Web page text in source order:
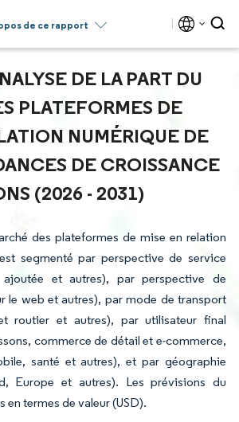
de ce rapport
DE LA PART DU
PLATEFORMES DE
NUMÉRIQUE DE
DE CROISSANCE
(2026 - 2031)
des plateformes de mise en relation
segmenté par perspective de service
et autres), par perspective de
le web et autres), par mode de transport
routier et autres), par utilisateur final
commerce de détail et e-commerce,
santé et autres), et par géographie
Europe et autres). Les prévisions du
en termes de valeur (USD).